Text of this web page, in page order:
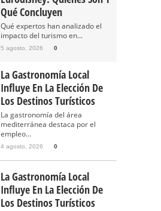
Qué Concluyen
Qué expertos han analizado el
impacto del turismo en...
5 agosto, 2026 0
La Gastronomía Local
Influye En La Elección De
Los Destinos Turísticos
La gastronomía del área
mediterránea destaca por el
empleo...
4 agosto, 2026 0
La Gastronomía Local
Influye En La Elección De
Los Destinos Turísticos